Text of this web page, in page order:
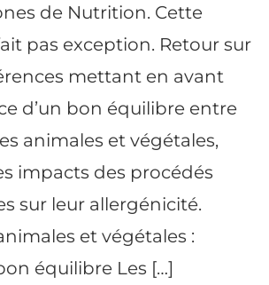
de Nutrition. Cette
pas exception. Retour sur
mettant en avant
d’un bon équilibre entre
animales et végétales,
impacts des procédés
sur leur allergénicité.
et végétales :
équilibre Les […]